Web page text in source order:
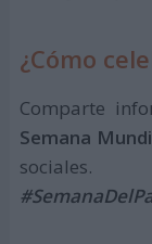
¿Cómo
Comparte
Semana